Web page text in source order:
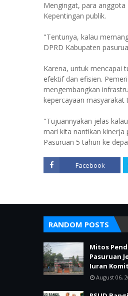
Mengingat, para
Kepentingan publik.
"Tentunya, kalau
DPRD Kabupaten
Karena, untuk mencapai
efektif dan efisien.
mengembangkan
kepercayaan masyarakat
"Tujuannyakan jelas
mari kita nantikan kinerja
Pasuruan 5 tahun ke
Facebook
RANDOM POSTS
Mitos
Pasuruan
Iuran
August 06,